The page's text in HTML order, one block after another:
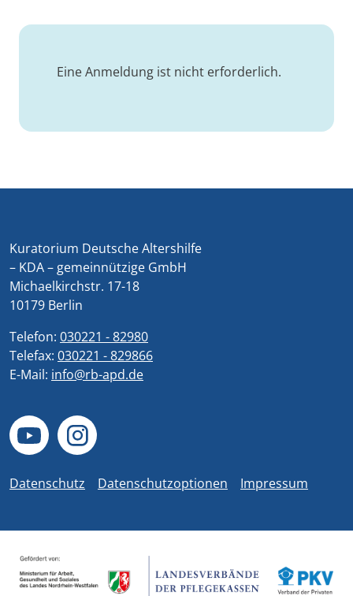
Eine Anmeldung ist nicht erforderlich.
Kuratorium Deutsche Altershilfe
– KDA – gemeinnützige GmbH
Michaelkirchstr. 17-18
10179 Berlin
Telefon: 030221 - 82980
Telefax: 030221 - 829866
E-Mail: info@rb-apd.de
Datenschutz Datenschutzoptionen Impressum